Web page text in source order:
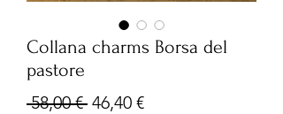
Collana charms Borsa del
pastore
58,00 € Prezzo
46,40 €Prezzo